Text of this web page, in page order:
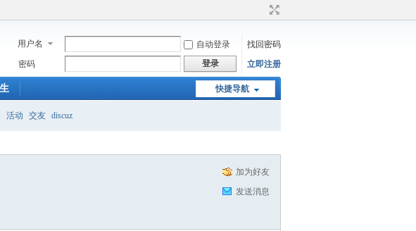
用户名 自动登录
找回密码
密码
登录 立即注册
快捷导航
活动 交友 discuz
加为好友
发送消息